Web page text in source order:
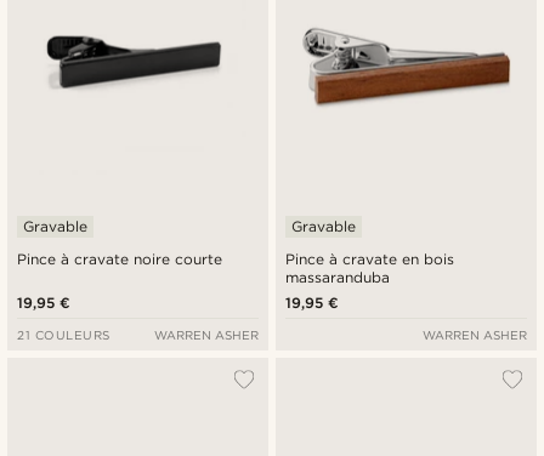
Pince à cravate noire courte
Gravable
19,95 €
21 COULEURS WARREN ASHER
Pince à cravate en bois
massaranduba
Gravable
19,95 €
WARREN ASHER